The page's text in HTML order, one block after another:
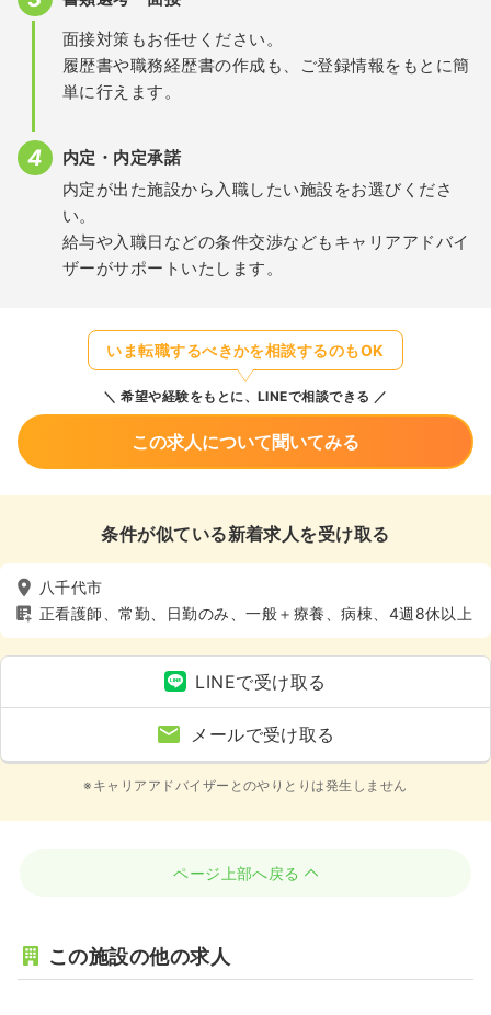
面接対策もお任せください。
履歴書や職務経歴書の作成も、ご登録情報をもとに簡
単に行えます。
内定・内定承諾
内定が出た施設から入職したい施設をお選びくださ
い。
給与や入職日などの条件交渉などもキャリアアドバイ
ザーがサポートいたします。
いま転職するべきかを相談するのもOK
希望や経験をもとに、LINEで相談できる
この求人について聞いてみる
条件が似ている新着求人を受け取る
八千代市
正看護師、常勤、日勤のみ、一般＋療養、病棟、4週8休以上
LINEで受け取る
メールで受け取る
※キャリアアドバイザーとのやりとりは発生しません
ページ上部へ戻る
この施設の他の求人